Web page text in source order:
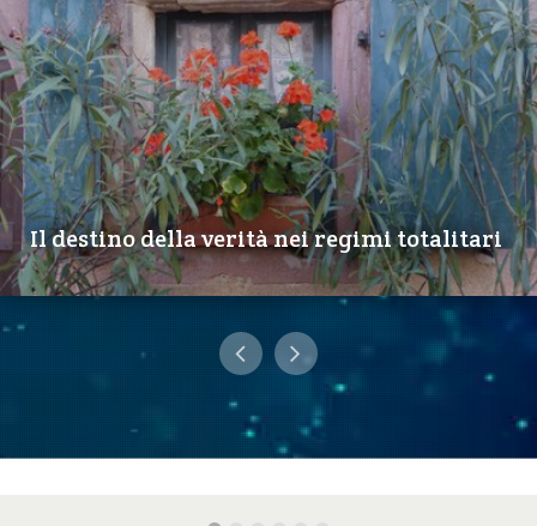
Il destino della verità nei regimi totalitari